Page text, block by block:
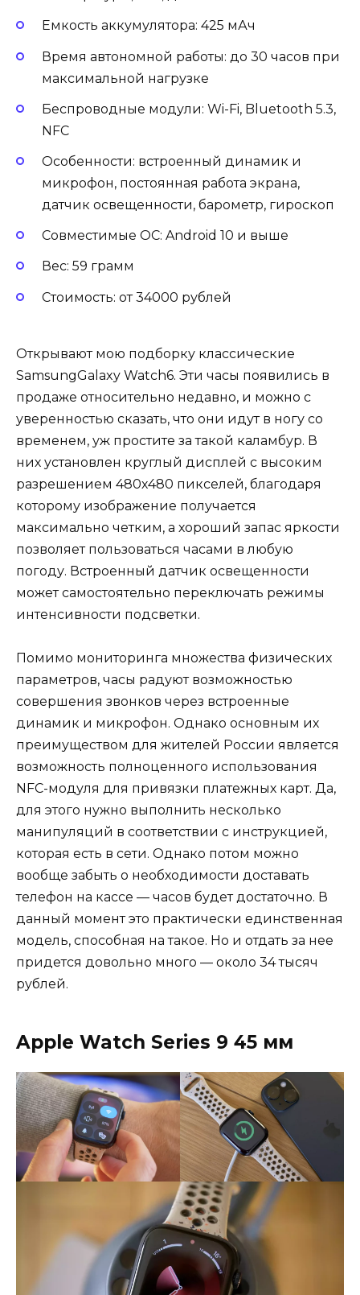
Емкость аккумулятора: 425 мАч
Время автономной работы: до 30 часов при
максимальной нагрузке
Беспроводные модули: Wi-Fi, Bluetooth 5.3,
NFC
Особенности: встроенный динамик и
микрофон, постоянная работа экрана,
датчик освещенности, барометр, гироскоп
Совместимые ОС: Android 10 и выше
Вес: 59 грамм
Стоимость: от 34000 рублей
Открывают мою подборку классические
SamsungGalaxy Watch6. Эти часы появились в
продаже относительно недавно, и можно с
уверенностью сказать, что они идут в ногу со
временем, уж простите за такой каламбур. В
них установлен круглый дисплей с высоким
разрешением 480х480 пикселей, благодаря
которому изображение получается
максимально четким, а хороший запас яркости
позволяет пользоваться часами в любую
погоду. Встроенный датчик освещенности
может самостоятельно переключать режимы
интенсивности подсветки.
Помимо мониторинга множества физических
параметров, часы радуют возможностью
совершения звонков через встроенные
динамик и микрофон. Однако основным их
преимуществом для жителей России является
возможность полноценного использования
NFC-модуля для привязки платежных карт. Да,
для этого нужно выполнить несколько
манипуляций в соответствии с инструкцией,
которая есть в сети. Однако потом можно
вообще забыть о необходимости доставать
телефон на кассе — часов будет достаточно. В
данный момент это практически единственная
модель, способная на такое. Но и отдать за нее
придется довольно много — около 34 тысяч
рублей.
Apple Watch Series 9 45 мм